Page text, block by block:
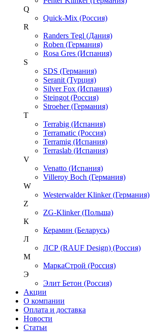
Q
Quick-Mix (Россия)
R
Randers Tegl (Дания)
Roben (Германия)
Rosa Gres (Испания)
S
SDS (Германия)
Seranit (Турция)
Silver Fox (Испания)
Steingot (Россия)
Stroeher (Германия)
T
Terrabig (Испания)
Terramatic (Россия)
Terramig (Испания)
Terraslab (Испания)
V
Venatto (Испания)
Villeroy Boch (Германия)
W
Westerwalder Klinker (Германия)
Z
ZG-Klinker (Польша)
К
Керамин (Беларусь)
Л
ЛСР (RAUF Design) (Россия)
М
МаркаСтрой (Россия)
Э
Элит Бетон (Россия)
Акции
О компании
Оплата и доставка
Новости
Статьи